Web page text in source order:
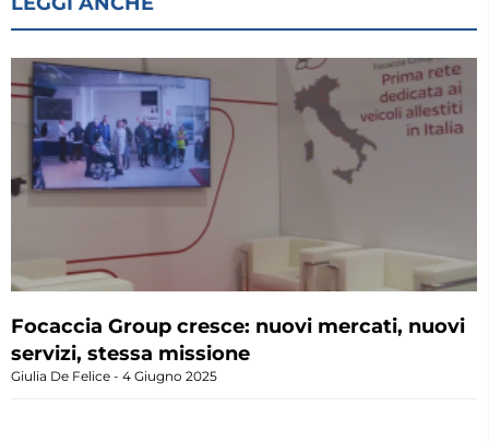
Focaccia Group cresce: nuovi mercati, nuovi
servizi, stessa missione
Giulia De Felice 4 Giugno 2025